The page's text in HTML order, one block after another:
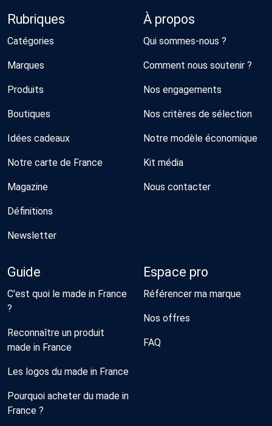
Rubriques
Catégories
Marques
Produits
Boutiques
Idées cadeaux
Notre carte de France
Magazine
Définitions
Newsletter
À propos
Qui sommes-nous ?
Comment nous soutenir ?
Nos engagements
Nos critères de sélection
Notre modèle économique
Kit média
Nous contacter
Guide
C'est quoi le made in France
?
Reconnaître un produit
made in France
Les logos du made in France
Pourquoi acheter du made in
France ?
Espace pro
Référencer ma marque
Nos offres
FAQ